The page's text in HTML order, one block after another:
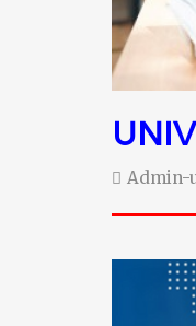
Admin-